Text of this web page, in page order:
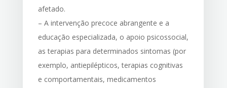
afetado.
– A intervenção precoce abrangente e a
educação especializada, o apoio psicossocial,
as terapias para determinados sintomas (por
exemplo, antiepilépticos, terapias cognitivas
e comportamentais, medicamentos